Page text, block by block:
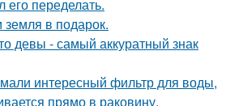
его переделать.
земля в подарок.
девы - самый аккуратный знак
интересный фильтр для воды,
прямо в раковину.